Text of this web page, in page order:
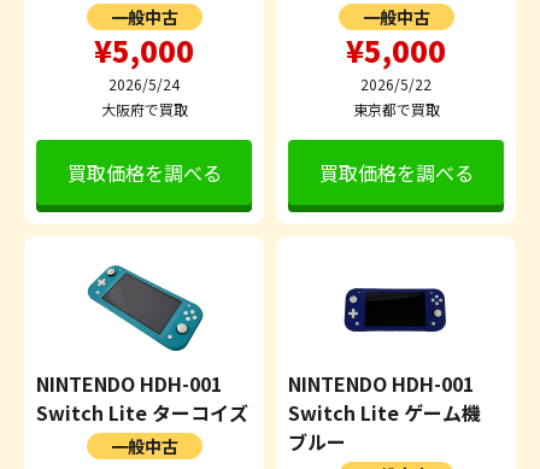
一般中古
¥5,000
2026/5/24
大阪府で買取
買取価格を調べる
一般中古
¥5,000
2026/5/22
東京都で買取
買取価格を調べる
NINTENDO HDH-001
Switch Lite ターコイズ
一般中古
NINTENDO HDH-001
Switch Lite ゲーム機
ブルー